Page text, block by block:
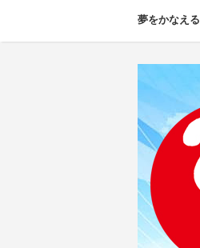
夢をかなえ